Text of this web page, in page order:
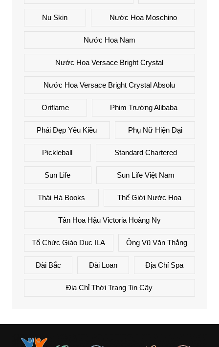
Nu Skin Nước Hoa Moschino
Nước Hoa Nam
Nước Hoa Versace Bright Crystal
Nước Hoa Versace Bright Crystal Absolu
Oriflame Phim Trường Alibaba
Phái Đẹp Yêu Kiều Phụ Nữ Hiện Đại
Pickleball Standard Chartered
Sun Life Sun Life Việt Nam
Thái Hà Books Thế Giới Nước Hoa
Tân Hoa Hậu Victoria Hoàng Ny
Tổ Chức Giáo Dục ILA Ông Vũ Văn Thắng
Đài Bắc Đài Loan Địa Chỉ Spa
Địa Chỉ Thời Trang Tin Cậy